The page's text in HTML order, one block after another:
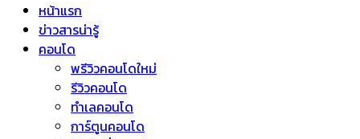
หน้าแรก
ข่าวสารน่ารู้
คอนโด
พรีวิวคอนโดใหม่
รีวิวคอนโด
ทำเลคอนโด
การ์ตูนคอนโด